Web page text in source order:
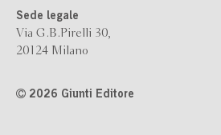
Sede legale
Via G.B.Pirelli 30,
20124 Milano
2026 Giunti Editore